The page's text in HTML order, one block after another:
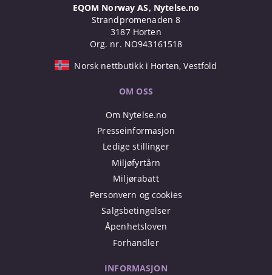
EQOM Norway AS, Nytelse.no
Strandpromenaden 8
3187 Horten
Org. nr. NO943161518
Norsk nettbutikk i Horten, Vestfold
OM OSS
Om Nytelse.no
Presseinformasjon
Ledige stillinger
Miljøfyrtårn
Miljørabatt
Personvern og cookies
Salgsbetingelser
Åpenhetsloven
Forhandler
INFORMASJON